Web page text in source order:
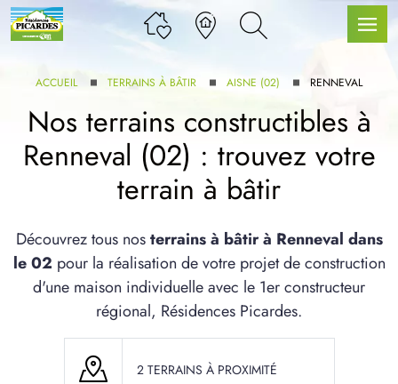
GAMME
SERVICE BDL EXTENSION
ACCUEIL TERRAINS À BÂTIR AISNE (02) RENNEVAL
Nos terrains constructibles à
Renneval (02) : trouvez votre
terrain à bâtir
Découvrez tous nosterrains à bâtir à Renneval dans
le 02 pour la réalisation de votre projet de construction
d'une maison individuelle avec le 1er constructeur
régional, Résidences Picardes.
2 TERRAINS À PROXIMITÉ